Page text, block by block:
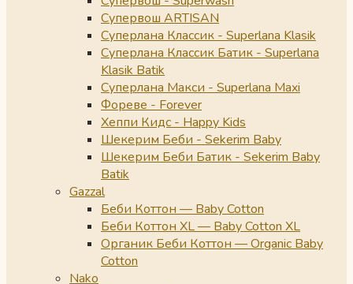
Супервош ARTISAN
Суперлана Классик - Superlana Klasik
Суперлана Классик Батик - Superlana
Klasik Batik
Суперлана Макси - Superlana Maxi
Фореве - Forever
Хеппи Кидс - Happy Kids
Шекерим Беби - Sekerim Baby
Шекерим Беби Батик - Sekerim Baby
Batik
Gazzal
Беби Коттон — Baby Cotton
Беби Коттон XL — Baby Cotton XL
Органик Беби Коттон — Organic Baby
Cotton
Nako